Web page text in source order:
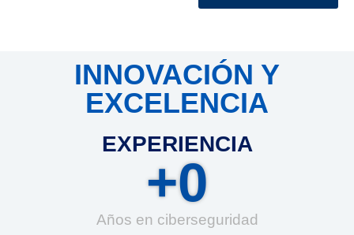
INNOVACIÓN Y
EXCELENCIA
EXPERIENCIA
Años en ciberseguridad
+0